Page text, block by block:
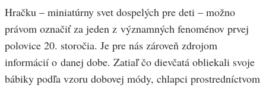
Hračku – miniatúrny svet dospelých pre deti – možno
právom označiť za jeden z významných fenoménov prvej
polovice 20. storočia. Je pre nás zároveň zdrojom
informácií o danej dobe. Zatiaľ čo dievčatá obliekali svoje
bábiky podľa vzoru dobovej módy, chlapci prostredníctvom